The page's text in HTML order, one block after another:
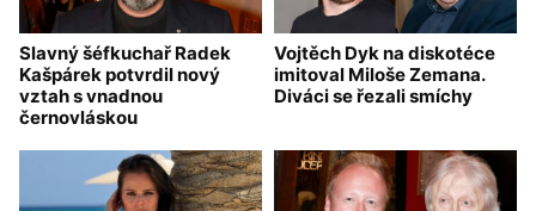
Slavný šéfkuchař Radek
Kašpárek potvrdil nový
vztah s vnadnou
černovláskou
Vojtěch Dyk na diskotéce
imitoval Miloše Zemana.
Diváci se řezali smíchy